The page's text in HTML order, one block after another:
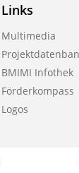
Links
Multimedia
BMIMI Infothek
Förderkompass
Logos